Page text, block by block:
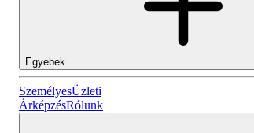
Egyebek
SzemélyesÜzleti
ÁrképzésRólunk